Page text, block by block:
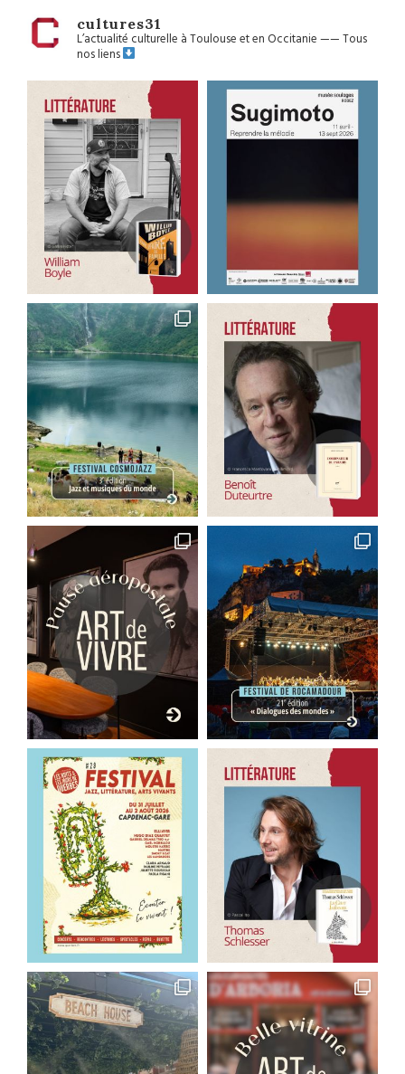
cultures31
L’actualité culturelle à Toulouse et en Occitanie——Tous
nos liens